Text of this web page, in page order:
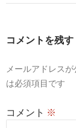
ゲ
ョ
コメントを残す
メールアドレス
は必須項目です
コメント ※